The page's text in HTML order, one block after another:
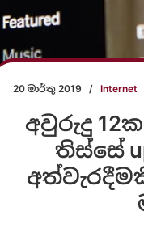
20 මාර්තු 2019 / Internet
අවුරුදු
තිස්සේ